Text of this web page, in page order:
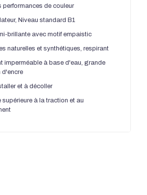
performances de couleur
Niveau standard B1
brillante avec motif empaistic
naturelles et synthétiques, respirant
imperméable à base d'eau, grande
d'encre
et à décoller
supérieure à la traction et au